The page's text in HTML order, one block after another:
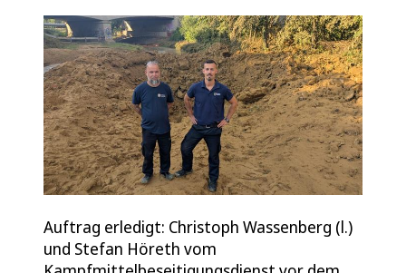
Auftrag erledigt: Christoph Wassenberg (l.)
und Stefan Höreth vom